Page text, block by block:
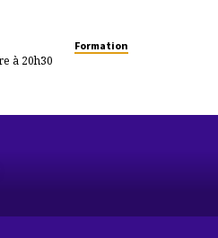
à 20h30
Formation